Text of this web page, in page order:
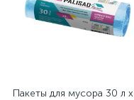
Пакеты для мусора 30 л x